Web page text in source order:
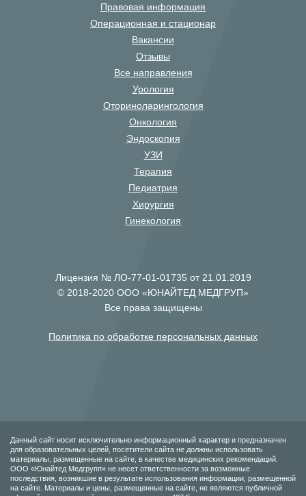
Правовая информация
Операционная и стационар
Вакансии
Отзывы
Все направления
Урология
Оториноларингология
Онкология
Эндоскопия
УЗИ
Терапия
Педиатрия
Хирургия
Гинекология
Лицензия № ЛО-77-01-01735 от 21.01.2019
© 2018-2020 ООО «ЮНАЙТЕД МЕДГРУП»
Все права защищены
Политика по обработке персональных данных
Данный сайт носит исключительно информационный характер и предназначен
для образовательных целей, посетители сайта не должны использовать
материалы, размещенные на сайте, в качестве медицинских рекомендаций.
ООО «Юнайтед Медгрупп» не несет ответственности за возможные
последствия, возникшие в результате использования информации, размещенной
на сайте. Материалы и цены, размещенные на сайте, не являются публичной